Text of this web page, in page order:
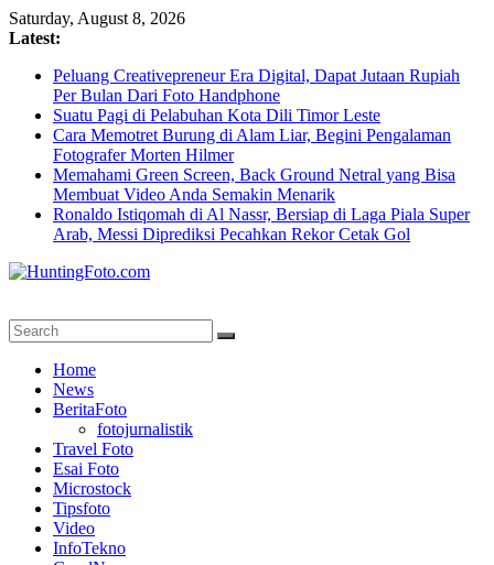
Skip
to
Saturday, August 8, 2026
Latest:
Peluang Creativepreneur Era Digital, Dapat Jutaan Rupiah
Per Bulan Dari Foto Handphone
Suatu Pagi di Pelabuhan Kota Dili Timor Leste
Cara Memotret Burung di Alam Liar, Begini Pengalaman
Fotografer Morten Hilmer
Memahami Green Screen, Back Ground Netral yang Bisa
Membuat Video Anda Semakin Menarik
Ronaldo Istiqomah di Al Nassr, Bersiap di Laga Piala Super
Arab, Messi Diprediksi Pecahkan Rekor Cetak Gol
Berita
Fotografi
Terpercaya
Home
News
BeritaFoto
fotojurnalistik
Travel Foto
Esai Foto
Microstock
Tipsfoto
Video
InfoTekno